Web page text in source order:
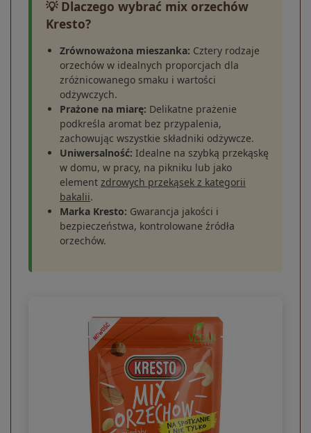
💡 Dlaczego wybrać mix orzechów
Kresto?
Zrównoważona mieszanka: Cztery rodzaje
orzechów w idealnych proporcjach dla
zróżnicowanego smaku i wartości
odżywczych.
Prażone na miarę: Delikatne prażenie
podkreśla aromat bez przypalenia,
zachowując wszystkie składniki odżywcze.
Uniwersalność: Idealne na szybką przekąskę
w domu, w pracy, na pikniku lub jako
element zdrowych przekąsek z kategorii
bakalii.
Marka Kresto: Gwarancja jakości i
bezpieczeństwa, kontrolowane źródła
orzechów.